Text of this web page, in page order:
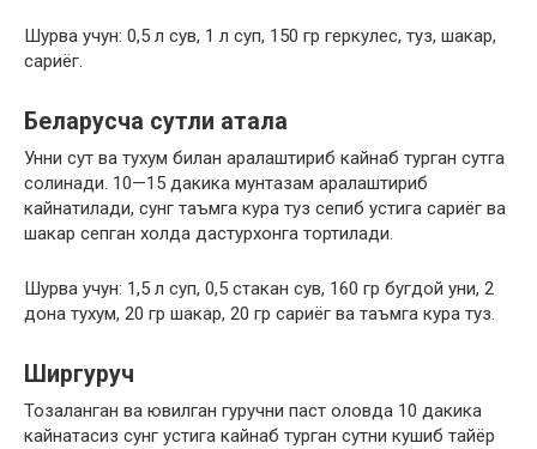
Шурва учун: 0,5 л сув, 1 л суп, 150 гр геркулес, туз, шакар,
сариёг.
Беларусча сутли атала
Унни сут ва тухум билан аралаштириб кайнаб турган сутга
солинади. 10—15 дакика мунтазам аралаштириб
кайнатилади, сунг таъмга кура туз сепиб устига сариёг ва
шакар сепган холда дастурхонга тортилади.
Шурва учун: 1,5 л суп, 0,5 стакан сув, 160 гр бугдой уни, 2
дона тухум, 20 гр шакар, 20 гр сариёг ва таъмга кура туз.
Ширгуруч
Тозаланган ва ювилган гуручни паст оловда 10 дакика
кайнатасиз сунг устига кайнаб турган сутни кушиб тайёр